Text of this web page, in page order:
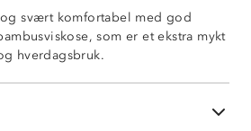
svært komfortabel med god
som er et ekstra mykt
hverdagsbruk.